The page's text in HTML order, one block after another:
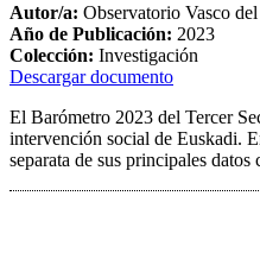
Autor/a: Observatorio Vasco
Año de Publicación: 2023
Colección: Investigación
Descargar documento
El Barómetro 2023 del Tercer
intervención social de Euskadi.
separata de sus principales datos